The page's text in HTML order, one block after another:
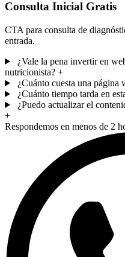
Consulta Inicial Gratis
CTA para consulta de
entrada.
¿Vale la pena invertir en
nutricionista? +
¿Cuánto cuesta una
¿Cuánto tiempo tarda en
¿Puedo actualizar el
+
Respondemos en menos de 2